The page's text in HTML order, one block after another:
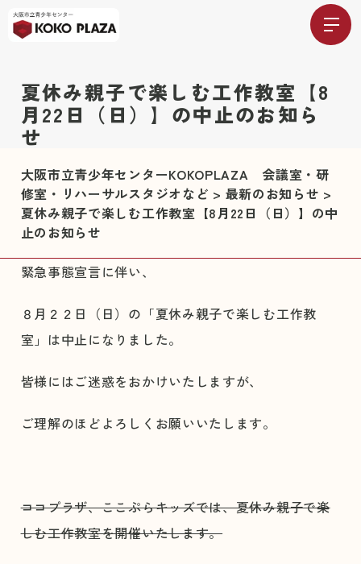
夏休み親子で楽しむ工作教室【8
月22日（日）】の中止のお知ら
せ
大阪市立青少年センターKOKOPLAZA 会議室・研
修室・リハーサルスタジオなど > 最新のお知らせ >
夏休み親子で楽しむ工作教室【8月22日（日）】の中
止のお知らせ
緊急事態宣言に伴い、
８月２２日（日）の「夏休み親子で楽しむ工作教
室」は中止になりました。
皆様にはご迷惑をおかけいたしますが、
ご理解のほどよろしくお願いいたします。
ココプラザ、ここぷらキッズでは、夏休み親子で楽
しむ工作教室を開催いたします。